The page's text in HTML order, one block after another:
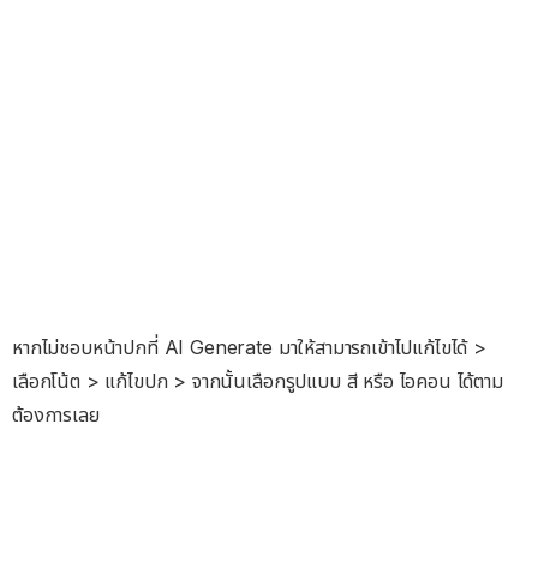
หากไม่ชอบหน้าปกที่ AI Generate มาให้สามารถเข้าไปแก้ไขได้ >
เลือกโน้ต > แก้ไขปก ​> จากนั้นเลือกรูปแบบ สี หรือ ไอคอน ได้ตาม
ต้องการเลย